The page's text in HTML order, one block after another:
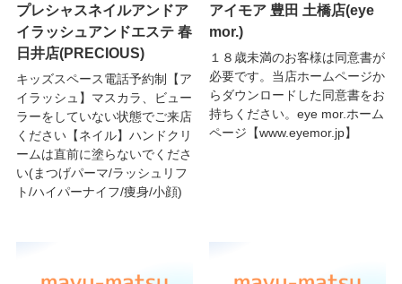
プレシャスネイルアンドア
イラッシュアンドエステ 春
日井店(PRECIOUS)
キッズスペース電話予約制【ア
イラッシュ】マスカラ、ビュー
ラーをしていない状態でご来店
ください【ネイル】ハンドクリ
ームは直前に塗らないでくださ
い(まつげパーマ/ラッシュリフ
ト/ハイパーナイフ/痩身/小顔)
アイモア 豊田 土橋店(eye
mor.)
１８歳未満のお客様は同意書が
必要です。当店ホームページか
らダウンロードした同意書をお
持ちください。eye mor.ホーム
ページ【www.eyemor.jp】